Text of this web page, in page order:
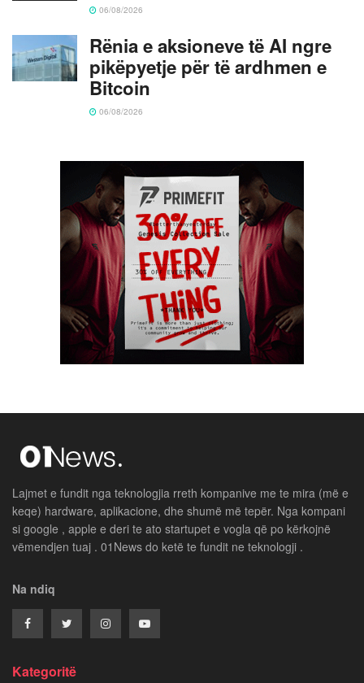
06/08/2026
Rënia e aksioneve të AI ngre
pikëpyetje për të ardhmen e
Bitcoin
06/08/2026
Lajmet e fundit nga teknologjia rreth kompanive me te mira (më e
keqe) hardware, aplikacione, dhe shumë më tepër. Nga kompani
si google , apple e deri te ato startupet e vogla që po kërkojnë
vëmendjen tuaj . 01News do ketë te fundit ne teknologji .
Na ndiq
Kategoritë